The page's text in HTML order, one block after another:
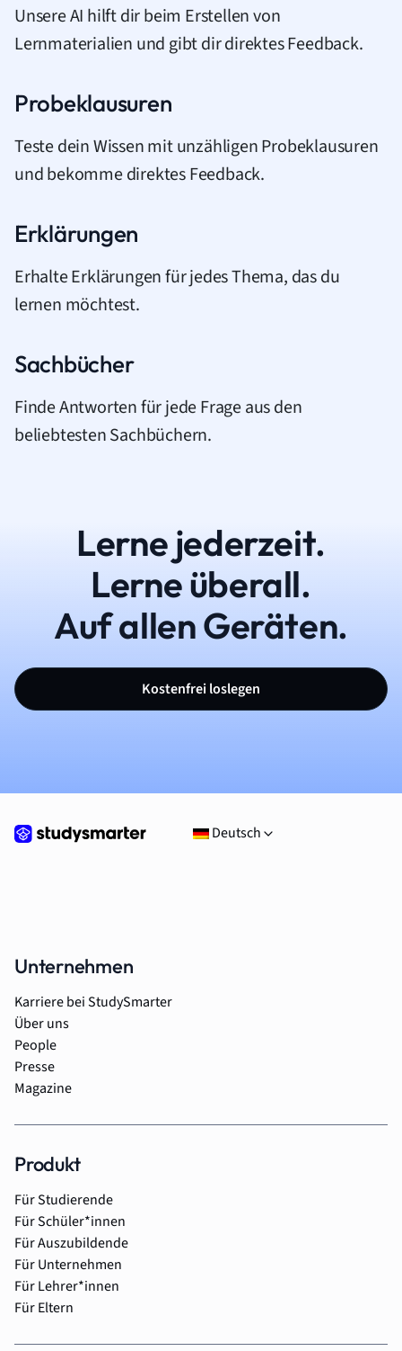
Unsere AI hilft dir beim Erstellen von
Lernmaterialien und gibt dir direktes Feedback.
Probeklausuren
Teste dein Wissen mit unzähligen Probeklausuren
und bekomme direktes Feedback.
Erklärungen
Erhalte Erklärungen für jedes Thema, das du
lernen möchtest.
Sachbücher
Finde Antworten für jede Frage aus den
beliebtesten Sachbüchern.
Lerne jederzeit.
Lerne überall.
Auf allen Geräten.
Kostenfrei loslegen
Deutsch
Unternehmen
Karriere bei StudySmarter
Über uns
People
Presse
Magazine
Produkt
Für Studierende
Für Schüler*innen
Für Auszubildende
Für Unternehmen
Für Lehrer*innen
Für Eltern